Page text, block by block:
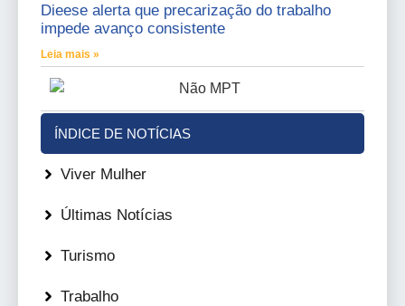
Dieese alerta que precarização do trabalho
impede avanço consistente
Leia mais »
ÍNDICE DE NOTÍCIAS
Viver Mulher
Últimas Notícias
Turismo
Trabalho